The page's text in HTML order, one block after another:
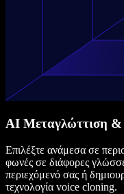
AI Μεταγλώττιση
Επιλέξτε ανάμεσα σε
φωνές σε διάφορες
περιεχόμενό σας ή
τεχνολογία voice cloning.